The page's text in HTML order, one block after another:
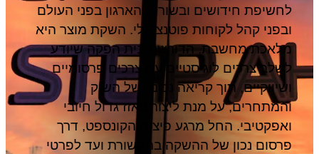
לחשיפת חידושים ובשורות הארגון בפני העולם
ובפני קהל לקוחות פוטנציאלי. השקת מוצר היא
מלאכת מחשבת, הדורשת בית הפקה שיודע
לשלב צרכים לוגיסטיים עם צרכים פרסומיים
ושיווקיים, תוך קריאה נכונה של השוק
והמתחרים, על מנת ליצור באזז גדול חיובי
ואפקטיבי. החל מרגע פיצוח הקונספט, דרך
פרסום נכון של ההשקה בתקשורת ועד לפרטי